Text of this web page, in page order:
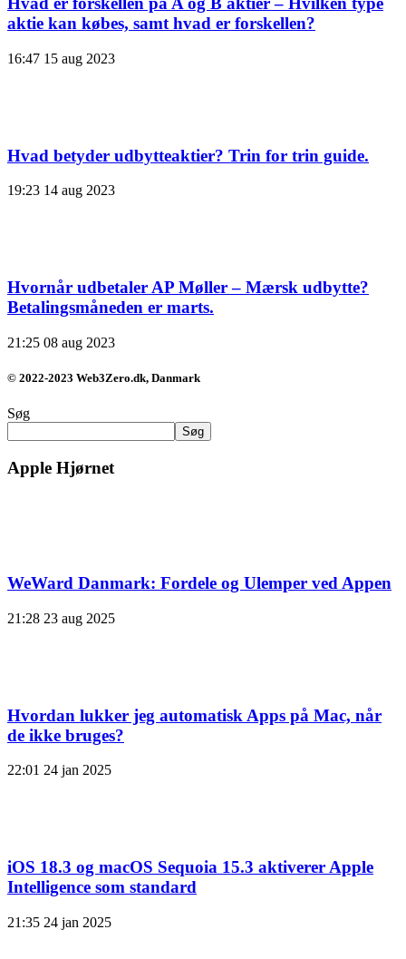
aktie kan købes, samt hvad er forskellen?
16:47 15 aug 2023
Hvad betyder udbytteaktier? Trin for trin guide.
19:23 14 aug 2023
Hvornår udbetaler AP Møller – Mærsk udbytte?
Betalingsmåneden er marts.
21:25 08 aug 2023
© 2022-2023 Web3Zero.dk, Danmark
Søg
Søg
Apple Hjørnet
WeWard Danmark: Fordele og Ulemper ved Appen
21:28 23 aug 2025
Hvordan lukker jeg automatisk Apps på Mac, når
de ikke bruges?
22:01 24 jan 2025
iOS 18.3 og macOS Sequoia 15.3 aktiverer Apple
Intelligence som standard
21:35 24 jan 2025